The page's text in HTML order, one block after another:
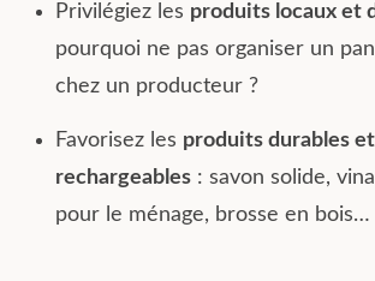
Privilégiez les produits locaux et
pourquoi ne pas organiser un
chez un producteur ?
Favorisez les produits durables et
rechargeables : savon solide,
pour le ménage, brosse en bois…